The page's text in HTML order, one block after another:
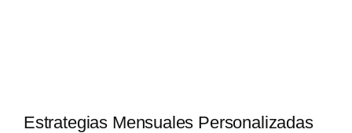
Estrategias Mensuales Personalizadas